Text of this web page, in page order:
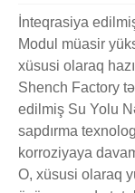
İnteqrasiya
Modul müasir
xüsusi olaraq
Shench Factory
edilmiş Su Yolu
sapdırma
korroziyaya
O, xüsusi olaraq